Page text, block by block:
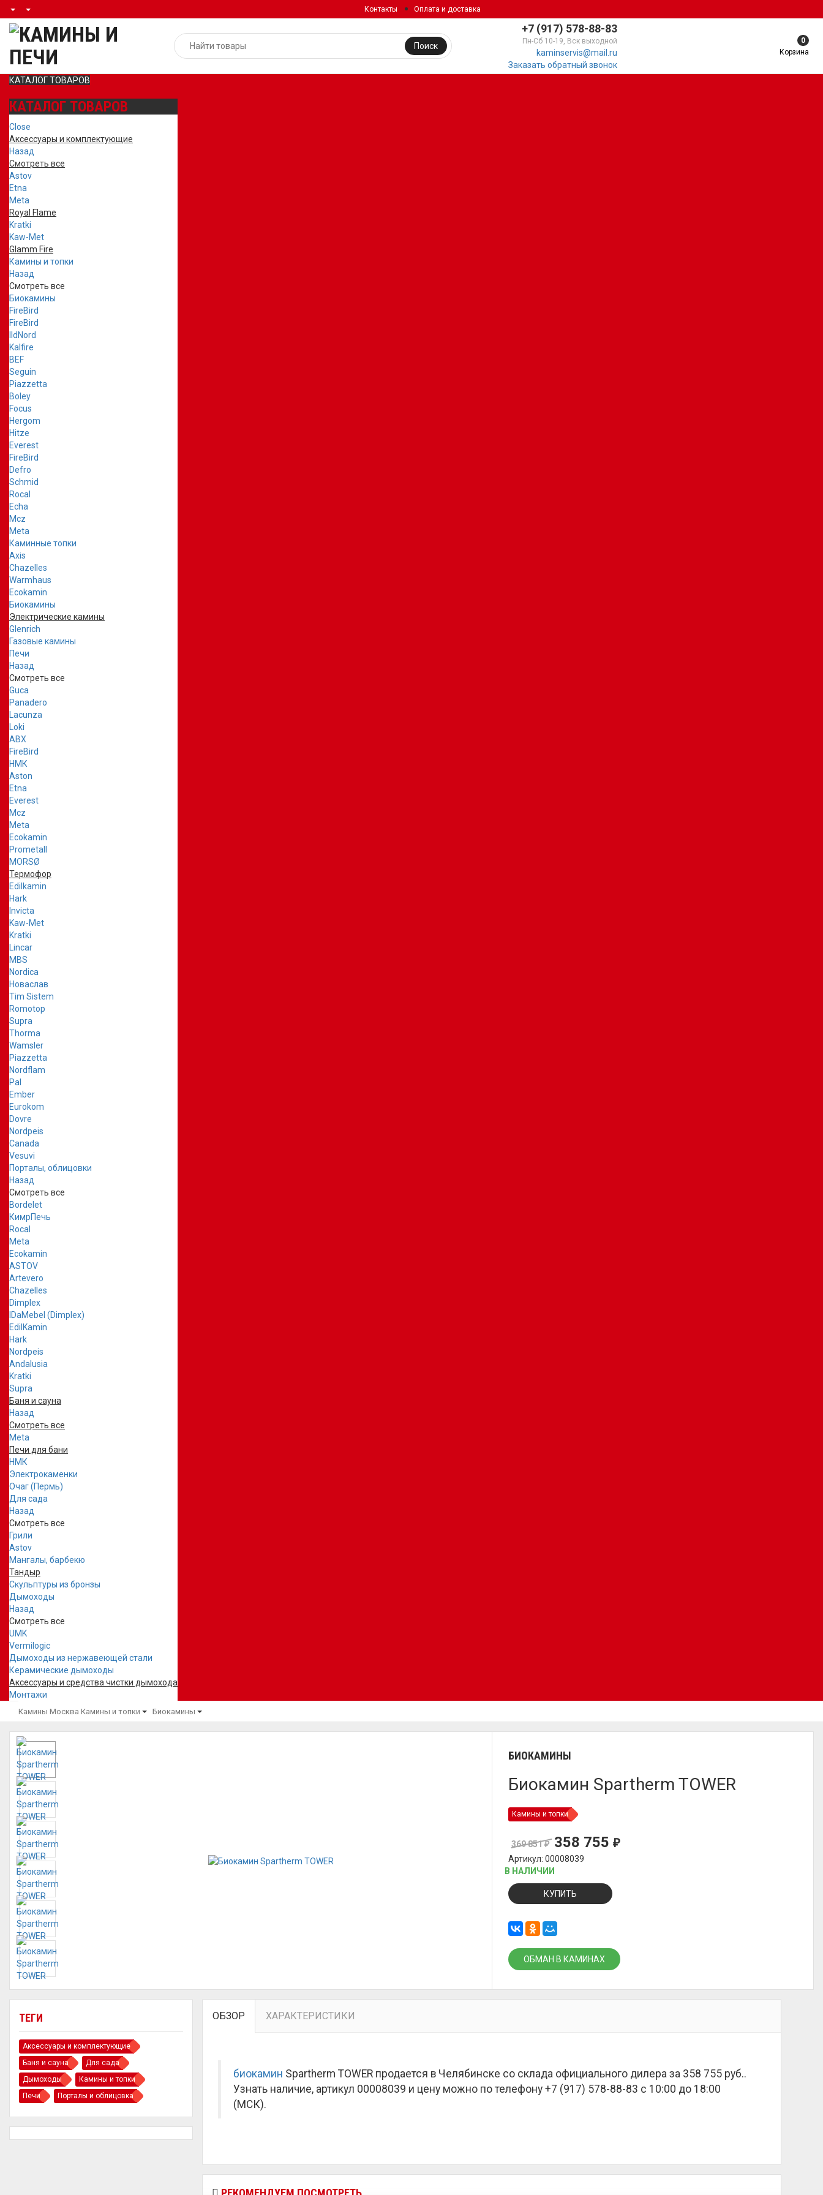
Контакты Оплата и доставка
+7 (917) 578-88-83
Пн-Сб 10-19, Вск выходной
kaminservis@mail.ru
Заказать обратный звонок
Поиск
0
Корзина
КАТАЛОГ ТОВАРОВ
КАТАЛОГ ТОВАРОВ
Close
Аксессуары и комплектующие
Назад
Смотреть все
Astov
Etna
Meta
Royal Flame
Kratki
Kaw-Met
Glamm Fire
Камины и топки
Назад
Смотреть все
Биокамины
FireBird
FireBird
IldNord
Kalfire
BEF
Seguin
Piazzetta
Boley
Focus
Hergom
Hitze
Everest
FireBird
Defro
Schmid
Rocal
Echa
Mcz
Meta
Каминные топки
Axis
Chazelles
Warmhaus
Ecokamin
Биокамины
Электрические камины
Glenrich
Газовые камины
Печи
Назад
Смотреть все
Guca
Panadero
Lacunza
Loki
ABX
FireBird
НМК
Aston
Etna
Everest
Mcz
Meta
Ecokamin
Prometall
MORSØ
Термофор
Edilkamin
Hark
Invicta
Kaw-Met
Kratki
Lincar
MBS
Nordica
Новаслав
Tim Sistem
Romotop
Supra
Thorma
Wamsler
Piazzetta
Nordflam
Pal
Ember
Eurokom
Dovre
Nordpeis
Canada
Vesuvi
Порталы, облицовки
Назад
Смотреть все
Bordelet
КимрПечь
Rocal
Meta
Ecokamin
ASTOV
Artevero
Chazelles
Dimplex
IDaMebel (Dimplex)
EdilKamin
Hark
Nordpeis
Andalusia
Kratki
Supra
Баня и сауна
Назад
Смотреть все
Meta
Печи для бани
НМК
Электрокаменки
Очаг (Пермь)
Для сада
Назад
Смотреть все
Грили
Astov
Мангалы, барбекю
Тандыр
Скульптуры из бронзы
Дымоходы
Назад
Смотреть все
UMK
Vermilogic
Дымоходы из нержавеющей стали
Керамические дымоходы
Аксессуары и средства чистки дымохода
Монтажи
Камины Москва Камины и топки Биокамины
БИОКАМИНЫ
Биокамин Spartherm TOWER
Камины и топки
369 851₽ 358 755₽
Артикул: 00008039
В НАЛИЧИИ
КУПИТЬ
ОБМАН В КАМИНАХ
ТЕГИ
Аксессуары и комплектующие
Баня и сауна
Для сада
Дымоходы
Камины и топки
Печи
Порталы и облицовка
ОБЗОР ХАРАКТЕРИСТИКИ
биокамин Spartherm TOWER продается в Челябинске со склада официального дилера за 358 755 руб..
Узнать наличие, артикул 00008039 и цену можно по телефону +7 (917) 578-88-83 с 10:00 до 18:00
(МСК).